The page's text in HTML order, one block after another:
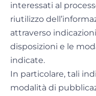
interessati al
riutilizzo
attraverso
disposizioni e le
indicate.
In particolare, tali
modalità di